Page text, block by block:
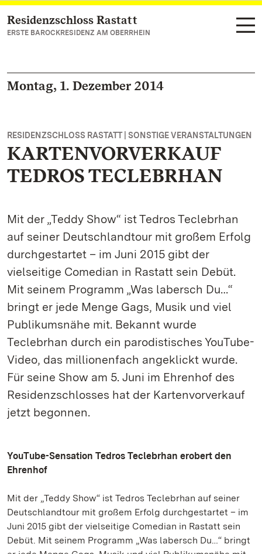
Zum Hauptinhalt springen
Residenzschloss Rastatt
ERSTE BAROCKRESIDENZ AM OBERRHEIN
Montag, 1. Dezember 2014
RESIDENZSCHLOSS RASTATT | SONSTIGE VERANSTALTUNGEN
KARTENVORVERKAUF
TEDROS TECLEBRHAN
Mit der „Teddy Show“ ist Tedros Teclebrhan
auf seiner Deutschlandtour mit großem Erfolg
durchgestartet – im Juni 2015 gibt der
vielseitige Comedian in Rastatt sein Debüt.
Mit seinem Programm „Was labersch Du…“
bringt er jede Menge Gags, Musik und viel
Publikumsnähe mit. Bekannt wurde
Teclebrhan durch ein parodistisches YouTube-
Video, das millionenfach angeklickt wurde.
Für seine Show am 5. Juni im Ehrenhof des
Residenzschlosses hat der Kartenvorverkauf
jetzt begonnen.
YouTube-Sensation Tedros Teclebrhan erobert den
Ehrenhof
Mit der „Teddy Show“ ist Tedros Teclebrhan auf seiner
Deutschlandtour mit großem Erfolg durchgestartet – im
Juni 2015 gibt der vielseitige Comedian in Rastatt sein
Debüt. Mit seinem Programm „Was labersch Du…“ bringt